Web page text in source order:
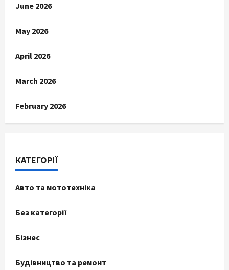
June 2026
May 2026
April 2026
March 2026
February 2026
КАТЕГОРІЇ
Авто та мототехніка
Без категорії
Бізнес
Будівництво та ремонт